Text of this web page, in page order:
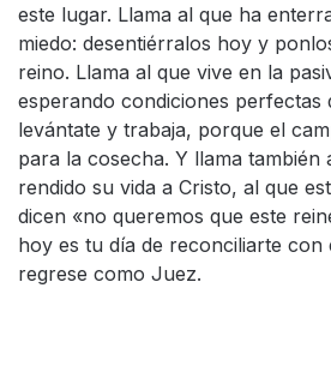
este lugar. Llama al que ha
miedo: desentiérralos hoy y
reino. Llama al que vive en la
esperando condiciones perfectas
levántate y trabaja, porque el
para la cosecha. Y llama también
rendido su vida a Cristo, al que
dicen «no queremos que este
hoy es tu día de reconciliarte con
regrese como Juez.